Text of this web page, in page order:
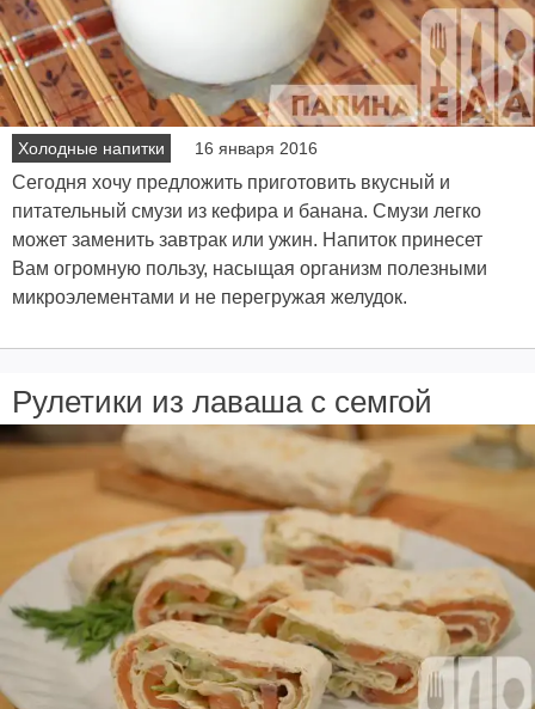
Холодные напитки 16 января 2016
Сегодня хочу предложить приготовить вкусный и
питательный смузи из кефира и банана. Смузи легко
может заменить завтрак или ужин. Напиток принесет
Вам огромную пользу, насыщая организм полезными
микроэлементами и не перегружая желудок.
Рулетики из лаваша с семгой